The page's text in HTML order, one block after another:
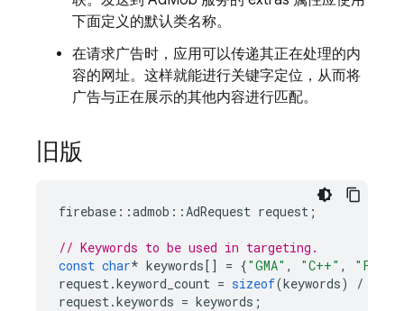
下面定义的默认类名称。
在请求广告时，应用可以传递其正在处理的内
容的网址。这样就能进行关键字定位，从而将
广告与正在展示的其他内容进行匹配。
旧版
firebase ::admob ::AdRequest request ;
// Keywords to be used in targeting.
const char* keywords[] = {"GMA" , "C++" , "Fun"
request.keyword_count = sizeof(keywords) /
request.keywords = keywords ;